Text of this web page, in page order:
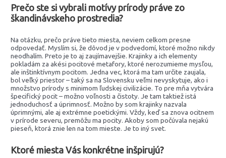
Prečo ste si vybrali motívy prírody práve zo
škandinávskeho prostredia?
Na otázku, prečo práve tieto miesta, neviem celkom presne
odpovedať. Myslím si, že dôvod je v podvedomí, ktoré možno nikdy
neodhalím. Preto je to aj zaujímavejšie. Krajinky a ich elementy
pokladám za akési pocitové metafory, ktoré nerozumieme mysľou,
ale inštinktívnym pocitom. Jedna vec, ktorá ma tam určite zaujala,
bol veľký priestor – taký sa na Slovensku veľmi nevyskytuje, ako i
množstvo prírody s minimom ľudskej civilizácie. To pre mňa vytvára
špecifický pocit – možno voľnosti a čistoty. Je tam taktiež istá
jednoduchosť a úprimnosť. Možno by som krajinky nazvala
úprimnými, ale aj extrémne poetickými. Vždy, keď sa znova ocitnem
v prírode severu, premôžu ma pocity. Akoby som počúvala nejakú
pieseň, ktorá znie len na tom mieste. Je to iný svet.
Ktoré miesta Vás konkrétne inšpirujú?